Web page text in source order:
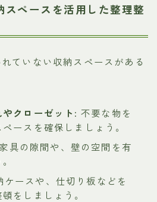
スペースを活用した整理整
ていない収納スペースがある
クローゼット: 不要な物を
ースを確保しましょう。
家具の隙間や、壁の空間を有
ケースや、仕切り板などを
をしましょう。